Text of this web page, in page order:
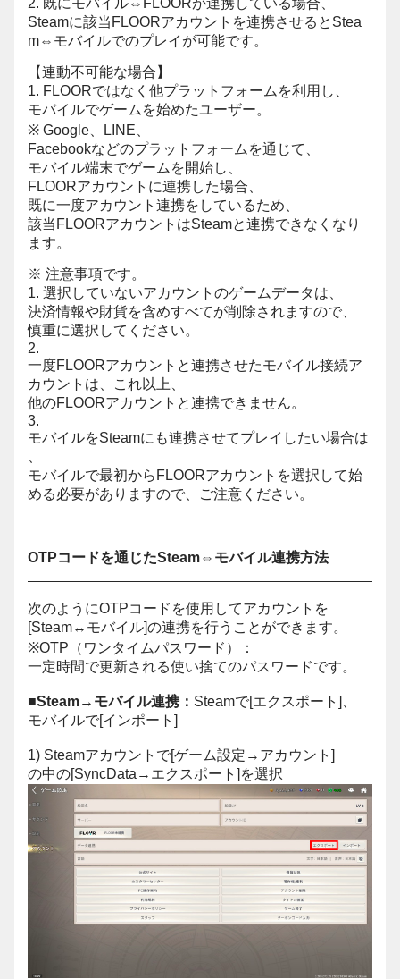
2. 既にモバイル⇔FLOORが連携している場合、
Steamに該当FLOORアカウントを連携させるとStea
m⇔モバイルでのプレイが可能です。
【連動不可能な場合】
1. FLOORではなく他プラットフォームを利用し、
モバイルでゲームを始めたユーザー。
※ Google、LINE、
Facebookなどのプラットフォームを通じて、
モバイル端末でゲームを開始し、
FLOORアカウントに連携した場合、
既に一度アカウント連携をしているため、
該当FLOORアカウントはSteamと連携できなくなり
ます。
※ 注意事項です。
1. 選択していないアカウントのゲームデータは、
決済情報や財貨を含めすべてが削除されますので、
慎重に選択してください。
2.
一度FLOORアカウントと連携させたモバイル接続ア
カウントは、これ以上、
他のFLOORアカウントと連携できません。
3.
モバイルをSteamにも連携させてプレイしたい場合は
モバイルで最初からFLOORアカウントを選択して始
める必要がありますので、ご注意ください。
OTPコードを通じたSteam⇔モバイル連携方法
次のようにOTPコードを使用してアカウントを
[Steam↔モバイル]の連携を行うことができます。
※OTP（ワンタイムパスワード）：
一定時間で更新される使い捨てのパスワードです。
■Steam→モバイル連携： Steamで[エクスポート]、
モバイルで[インポート]
1) Steamアカウントで[ゲーム設定→アカウント]
の中の[SyncData→エクスポート]を選択